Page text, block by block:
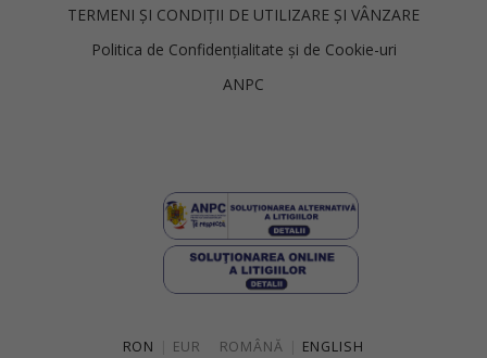
TERMENI ȘI CONDIȚII DE UTILIZARE ȘI VÂNZARE
Politica de Confidențialitate și de Cookie-uri
ANPC
RON EUR ROMÂNĂ ENGLISH